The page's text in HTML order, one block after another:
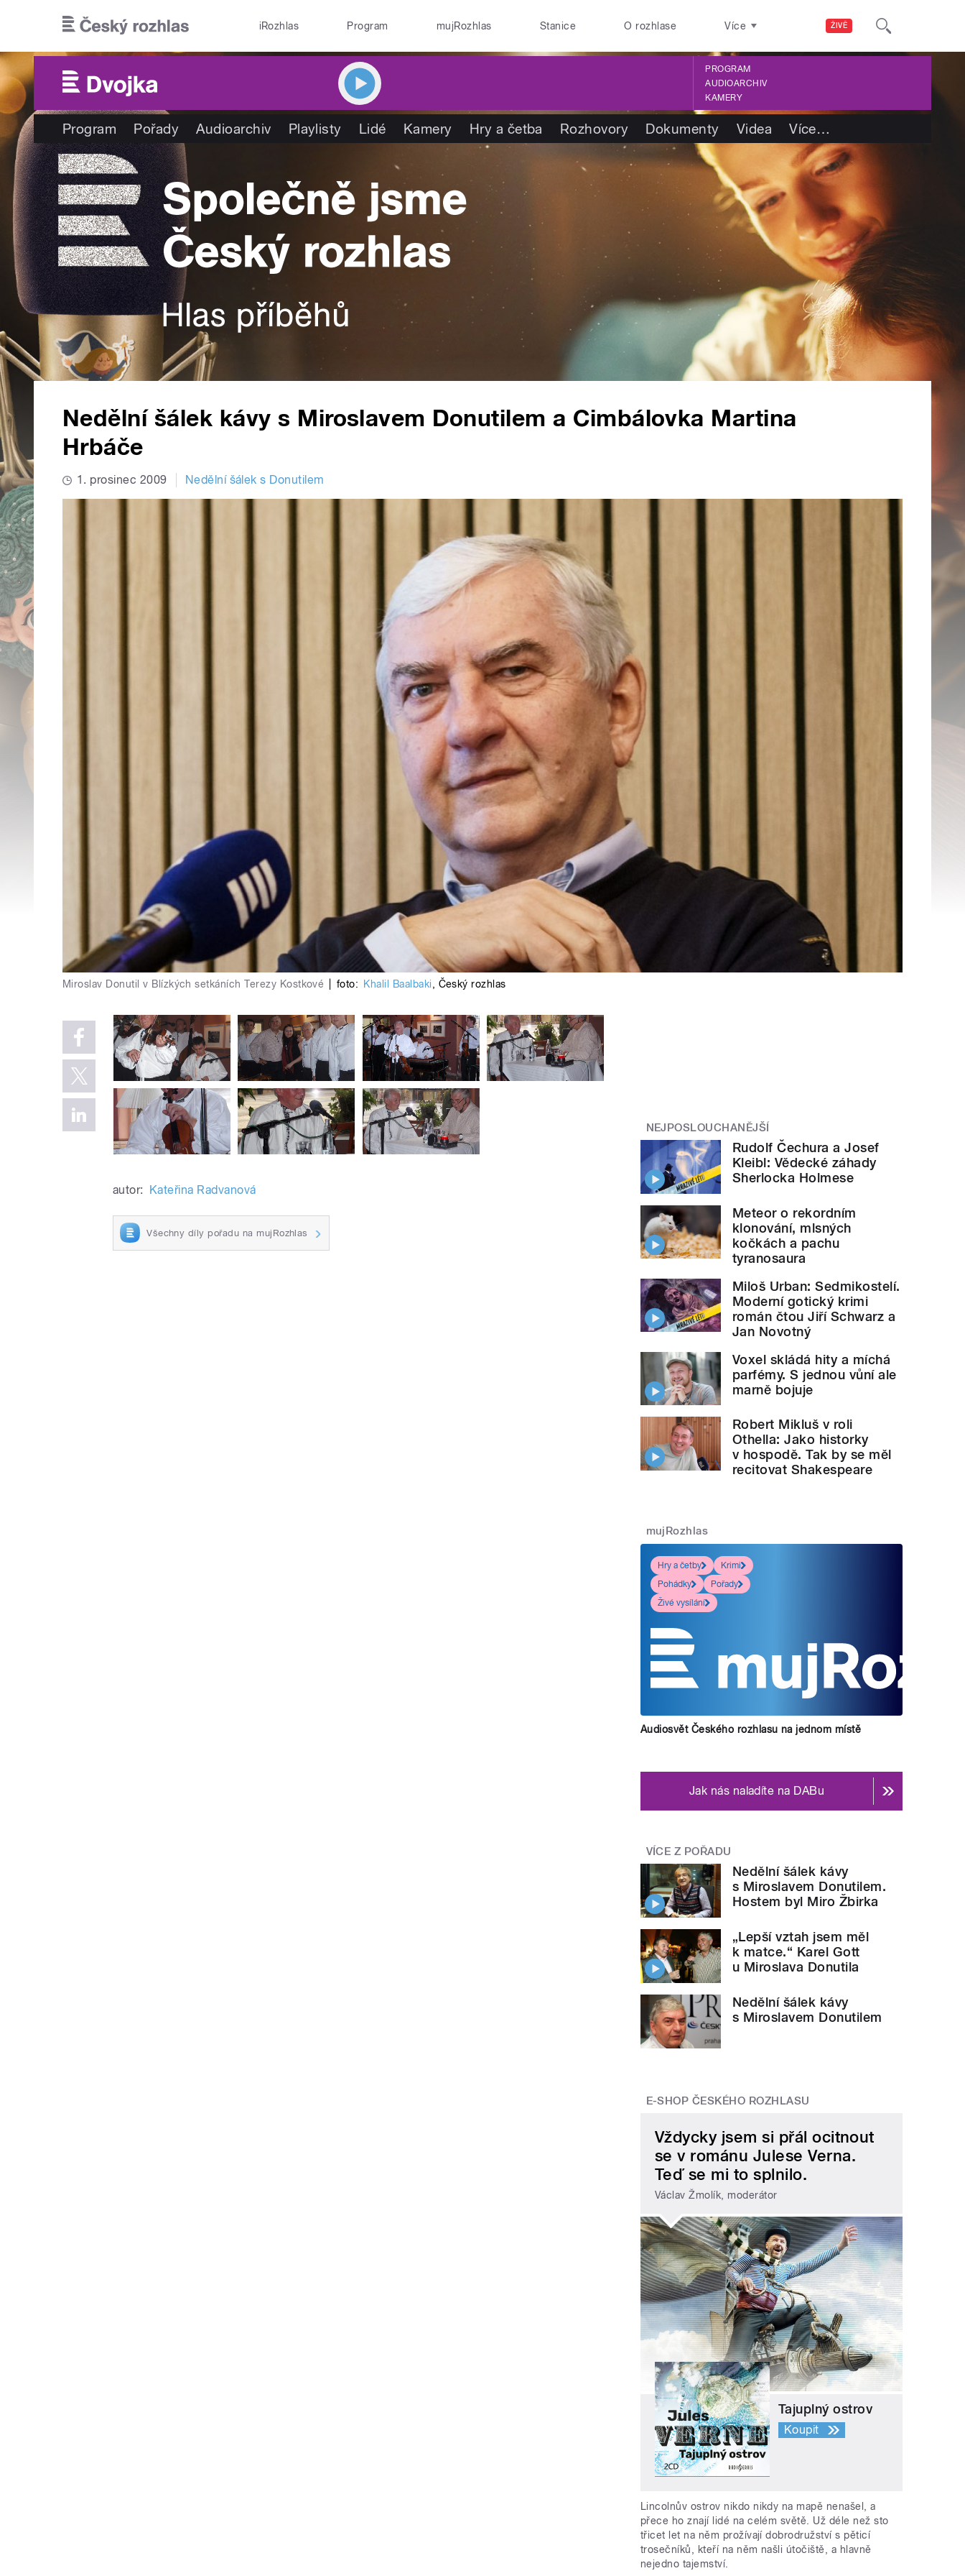
ŽIVĚ
iRozhlas Program mujRozhlas Stanice O rozhlase Více
PROGRAM
AUDIOARCHIV
KAMERY
Program Pořady Audioarchiv Playlisty Lidé Kamery Hry a četba Rozhovory Dokumenty Videa Více…
Nedělní šálek kávy s Miroslavem Donutilem a Cimbálovka Martina
Hrbáče
1. prosinec 2009 Nedělní šálek s Donutilem
Miroslav Donutil v Blízkých setkáních Terezy Kostkové foto: Khalil Baalbaki, Český rozhlas
autor: Kateřina Radvanová
Všechny díly pořadu na mujRozhlas
NEJPOSLOUCHANĚJŠÍ
Rudolf Čechura a Josef
Kleibl: Vědecké záhady
Sherlocka Holmese
Meteor o rekordním
klonování, mlsných
kočkách a pachu
tyranosaura
Miloš Urban: Sedmikostelí.
Moderní gotický krimi
román čtou Jiří Schwarz a
Jan Novotný
Voxel skládá hity a míchá
parfémy. S jednou vůní ale
marně bojuje
Robert Mikluš v roli
Othella: Jako historky
v hospodě. Tak by se měl
recitovat Shakespeare
mujRozhlas
Hry a četby
Krimi
Pohádky
Pořady
Živé vysílání
Audiosvět Českého rozhlasu na jednom místě
Jak nás naladíte na DABu
VÍCE Z POŘADU
Nedělní šálek kávy
s Miroslavem Donutilem.
Hostem byl Miro Žbirka
„Lepší vztah jsem měl
k matce.“ Karel Gott
u Miroslava Donutila
Nedělní šálek kávy
s Miroslavem Donutilem
E-SHOP ČESKÉHO ROZHLASU
Vždycky jsem si přál ocitnout
se v románu Julese Verna.
Teď se mi to splnilo.
Václav Žmolík, moderátor
Tajuplný ostrov
Koupit
Lincolnův ostrov nikdo nikdy na mapě nenašel, a
přece ho znají lidé na celém světě. Už déle než sto
třicet let na něm prožívají dobrodružství s pěticí
trosečníků, kteří na něm našli útočiště, a hlavně
nejedno tajemství.